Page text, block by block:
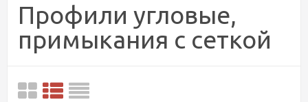
Профили угловые,
примыкания с сеткой